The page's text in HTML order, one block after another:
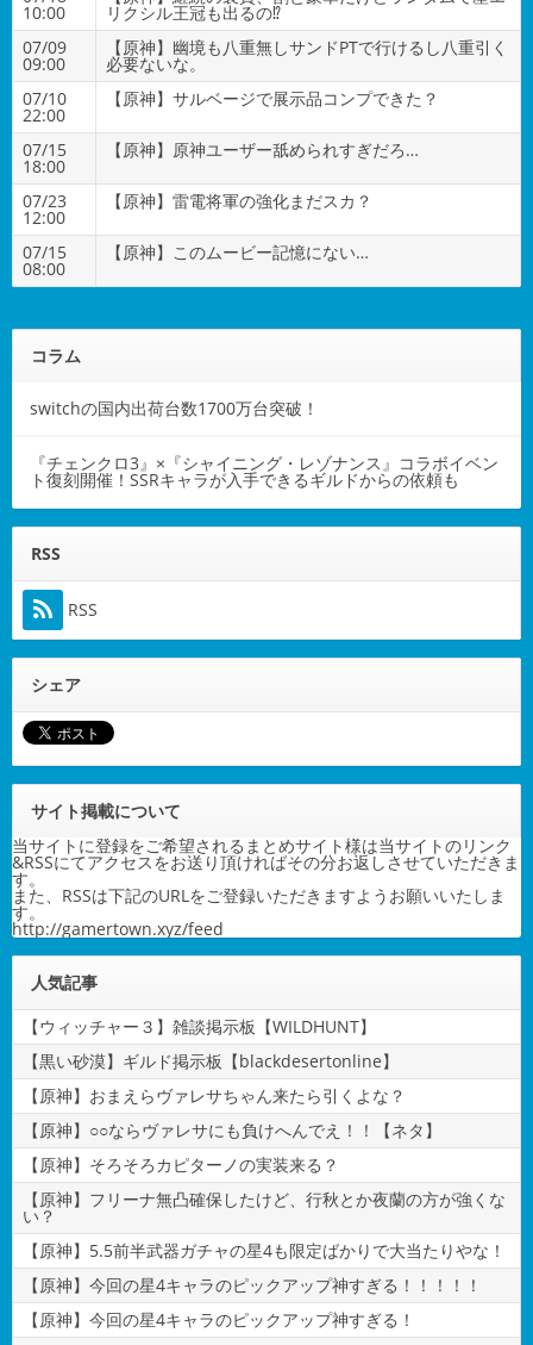
10:00
リクシル王冠も出るの⁉
07/09
09:00
【原神】幽境も八重無しサンドPTで行けるし八重引く
必要ないな。
07/10
22:00
【原神】サルベージで展示品コンプできた？
07/15
18:00
【原神】原神ユーザー舐められすぎだろ…
07/23
12:00
【原神】雷電将軍の強化まだスカ？
07/15
08:00
【原神】このムービー記憶にない…
コラム
switchの国内出荷台数1700万台突破！
『チェンクロ3』×『シャイニング・レゾナンス』コラボイベン
ト復刻開催！SSRキャラが入手できるギルドからの依頼も
RSS
RSS
シェア
サイト掲載について
当サイトに登録をご希望されるまとめサイト様は当サイトのリンク
&RSSにてアクセスをお送り頂ければその分お返しさせていただきま
す。
また、RSSは下記のURLをご登録いただきますようお願いいたしま
す。
http://gamertown.xyz/feed
人気記事
【ウィッチャー３】雑談掲示板【WILDHUNT】
【黒い砂漠】ギルド掲示板【blackdesertonline】
【原神】おまえらヴァレサちゃん来たら引くよな？
【原神】○○ならヴァレサにも負けへんでえ！！【ネタ】
【原神】そろそろカピターノの実装来る？
【原神】フリーナ無凸確保したけど、行秋とか夜蘭の方が強くな
い？
【原神】5.5前半武器ガチャの星4も限定ばかりで大当たりやな！
【原神】今回の星4キャラのピックアップ神すぎる！！！！！
【原神】今回の星4キャラのピックアップ神すぎる！